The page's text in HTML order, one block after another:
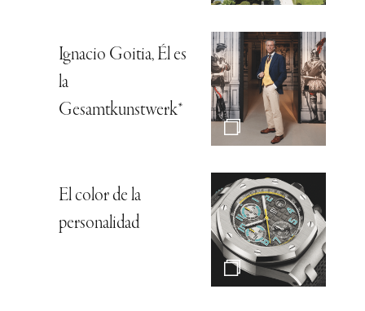
Ignacio Goitia, Él es
la
Gesamtkunstwerk*
El color de la
personalidad